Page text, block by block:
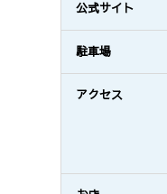
公式サイト
駐車場
アクセス